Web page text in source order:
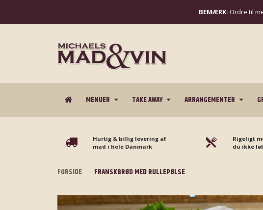
BEMÆRK: Ordre til
MENUER TAKE AWAY ARRANGEMENTER
Hurtig & billig levering af
mad i hele Danmark
Rigeligt
du ikke
FORSIDE FRANSKBRØD MED RULLEPØLSE